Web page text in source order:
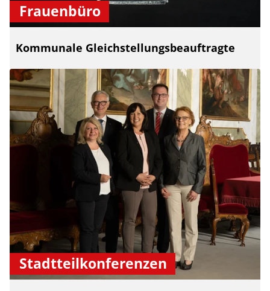
Frauenbüro
Kommunale Gleichstellungsbeauftragte
Stadtteilkonferenzen